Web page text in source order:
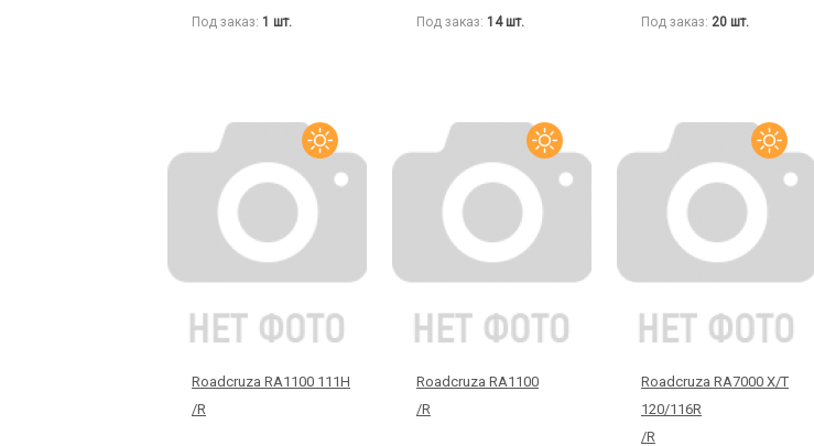
Под заказ: 1 шт. Под заказ: 14шт. Под заказ: 20 шт.
Roadcruza RA1100 111H
/R
Roadcruza RA1100
/R
Roadcruza RA7000 X/T
120/116R
/R